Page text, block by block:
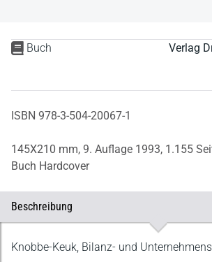
Buch Verlag
ISBN 978-3-504-20067-1
145X210 mm, 9. Auflage 1993, 1.155
Buch Hardcover
Beschreibung
Beschreibung
Knobbe-Keuk, Bilanz- und